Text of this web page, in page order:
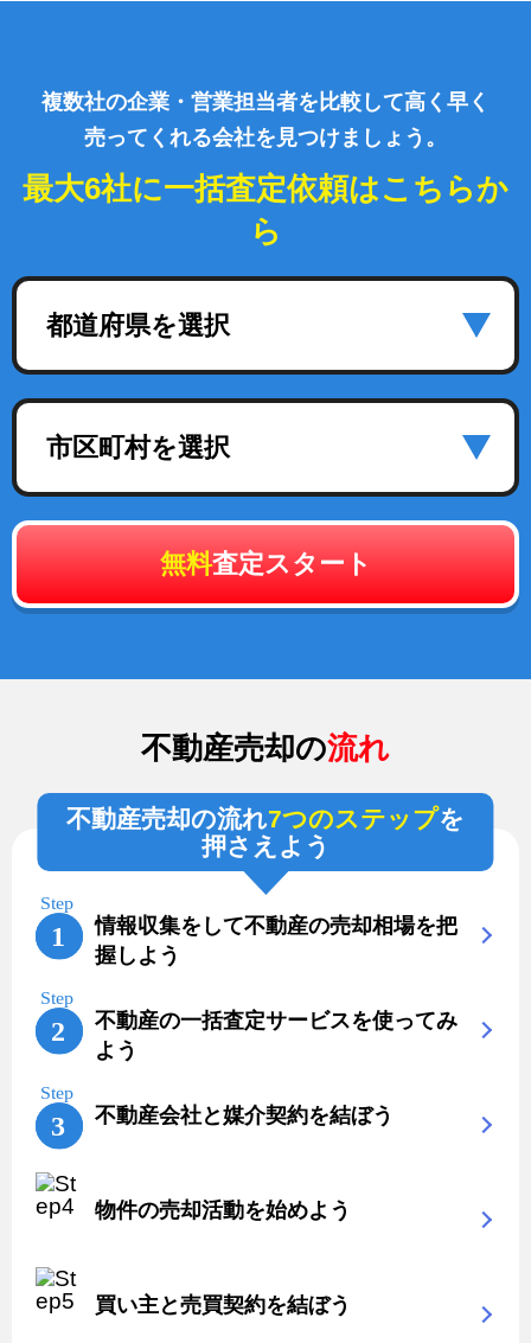
複数社の企業・営業担当者を比較して高く早く
売ってくれる会社を見つけましょう。
最大6社に一括査定依頼はこちらか
ら
都道府県を選択
市区町村を選択
無料査定スタート
不動産売却の流れ
不動産売却の流れ7つのステップを
押さえよう
情報収集をして不動産の売却相場を把
握しよう
不動産の一括査定サービスを使ってみ
よう
不動産会社と媒介契約を結ぼう
物件の売却活動を始めよう
買い主と売買契約を結ぼう